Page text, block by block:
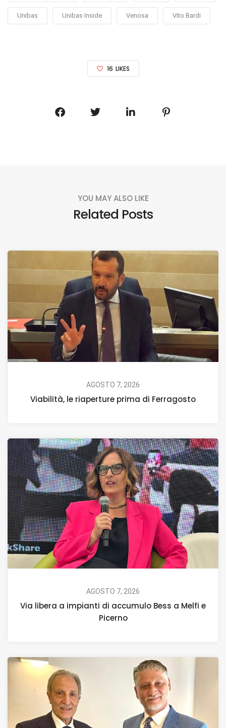
Unibas Unibas Inside Venosa Vito Bardi
16 LIKES
YOU MAY ALSO LIKE
Related Posts
AGOSTO 7, 2026
Viabilità, le riaperture prima di Ferragosto
AGOSTO 7, 2026
Via libera a impianti di accumulo Bess a Melfi e
Picerno